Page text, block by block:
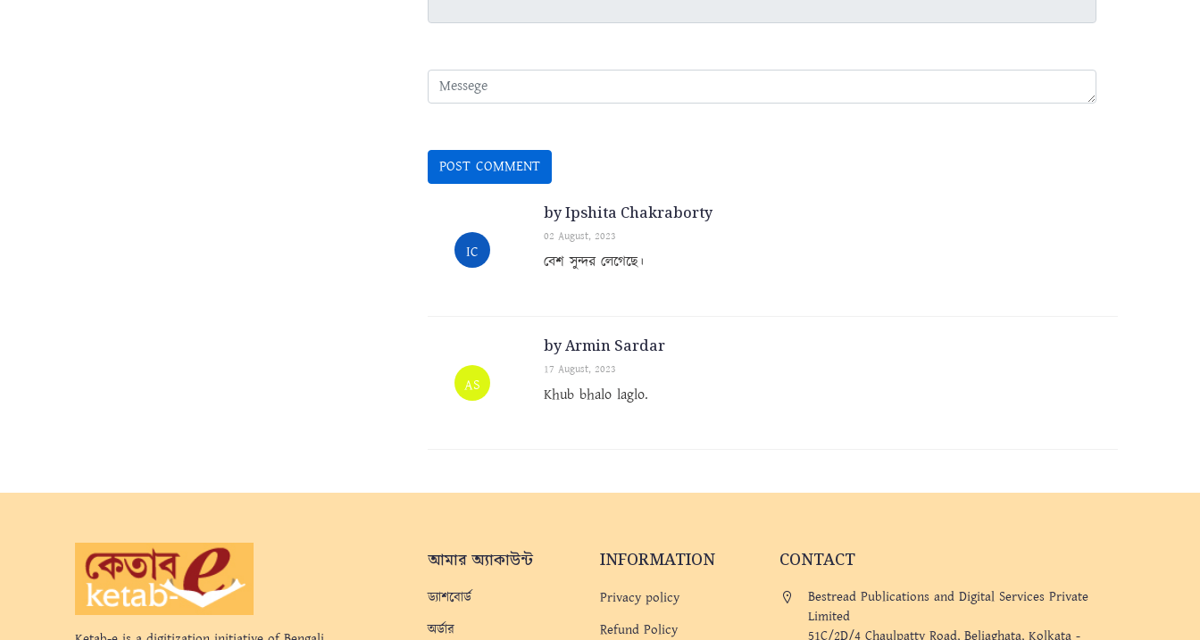
IC
by Ipshita Chakraborty
02 August, 2023
বেশ সুন্দর লেগেছে।
AS
by Armin Sardar
17 August, 2023
Khub bhalo laglo.
আমার অ্যাকাউন্ট
ড্যাশবোর্ড
অর্ডার
INFORMATION
Privacy policy
Refund Policy
CONTACT
Bestread Publications and Digital Services Private
Limited
51C/2D/4 Chaulpatty Road, Beliaghata, Kolkata -